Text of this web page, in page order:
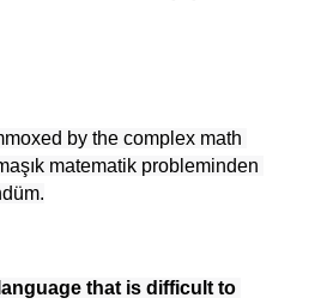
by the complex math
matematik probleminden
that is difficult to